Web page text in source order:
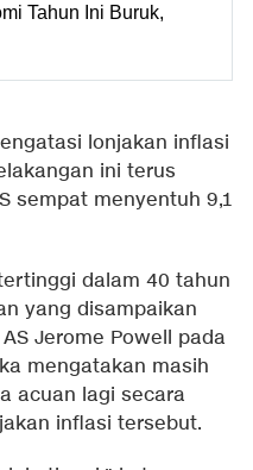
Tahun Ini Buruk,
lonjakan inflasi
ini terus
sempat menyentuh 9,1
dalam 40 tahun
yang disampaikan
Jerome Powell pada
mengatakan masih
acuan lagi secara
inflasi tersebut.